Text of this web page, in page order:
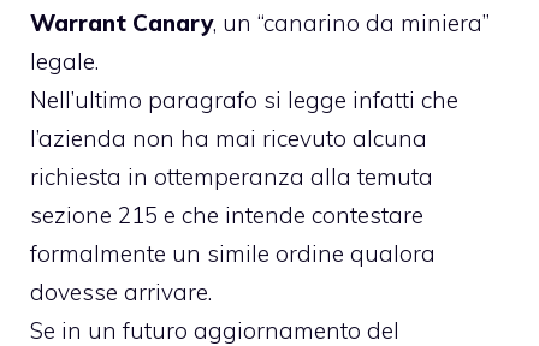
Warrant Canary, un “canarino da miniera”
legale.
Nell’ultimo paragrafo si legge infatti che
l’azienda non ha mai ricevuto alcuna
richiesta in ottemperanza alla temuta
sezione 215 e che intende contestare
formalmente un simile ordine qualora
dovesse arrivare.
Se in un futuro aggiornamento del